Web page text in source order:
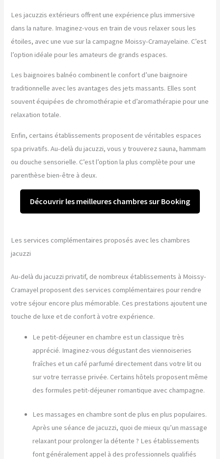
Les jacuzzis extérieurs offrent une expérience plus immersive
dans la nature. Imaginez-vous en train de vous relaxer sous les
étoiles, avec une vue sur la campagne Moissy-Cramayelaine. C’est
l’option idéale pour les amateurs de grands espaces.
Les baignoires balnéo combinent le confort d’une baignoire
traditionnelle avec les avantages des jets massants. Elles sont
souvent équipées de chromothérapie et d’aromathérapie pour une
relaxation totale.
Enfin, certains établissements proposent de véritables espaces
spa privatifs. Au-delà du jacuzzi, vous y trouverez sauna, hammam
ou douche sensorielle. C’est l’option la plus complète pour une
parenthèse bien-être à deux.
Découvrir les meilleures chambres sur Booking
Les services complémentaires proposés avec les chambres
jacuzzi
Au-delà du jacuzzi privatif, de nombreux établissements à Moissy-
Cramayel proposent des services complémentaires pour rendre
votre séjour encore plus mémorable. Ces prestations ajoutent une
touche de luxe et de confort à votre expérience.
Le petit-déjeuner en chambre est un classique très
apprécié. Imaginez-vous dégustant des viennoiseries
fraîches et un café parfumé directement dans votre lit ou
sur votre terrasse privée. Certains hôtels proposent même
des formules petit-déjeuner romantique avec champagne.
Les massages en chambre sont de plus en plus populaires.
Après une séance de jacuzzi, quoi de mieux qu’un massage
relaxant pour prolonger la détente ? Les établissements
font généralement appel à des professionnels qualifiés